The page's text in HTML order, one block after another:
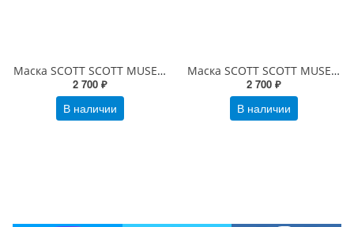
Маска SCOTT SCOTT MUSE PRO white / enhancer purple chrome
2 700 ₽
В наличии
Маска SCOTT SCOTT MUSE PRO black / enhancer silver chrome
2 700 ₽
В наличии